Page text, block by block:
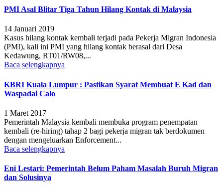
PMI Asal Blitar Tiga Tahun Hilang Kontak di Malaysia
14 Januari 2019
Kasus hilang kontak kembali terjadi pada Pekerja Migran Indonesia
(PMI), kali ini PMI yang hilang kontak berasal dari Desa
Kedawung, RT01/RW08,...
Baca selengkapnya
KBRI Kuala Lumpur : Pastikan Syarat Membuat E Kad dan
Waspadai Calo
1 Maret 2017
Pemerintah Malaysia kembali membuka program penempatan
kembali (re-hiring) tahap 2 bagi pekerja migran tak berdokumen
dengan mengeluarkan Enforcement...
Baca selengkapnya
Eni Lestari: Pemerintah Belum Paham Masalah Buruh Migran
dan Solusinya